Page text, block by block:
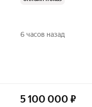
6 часов назад
5 100 000 ₽